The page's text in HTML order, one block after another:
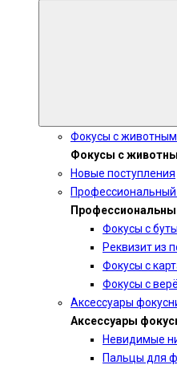
Фокусы с
Фокусы с
Новые поступления
Профессиональный
Фокусы с
Реквизит из
Фокусы с
Фокусы с
Аксессуары
Аксессуары
Невидимые
Пальцы для